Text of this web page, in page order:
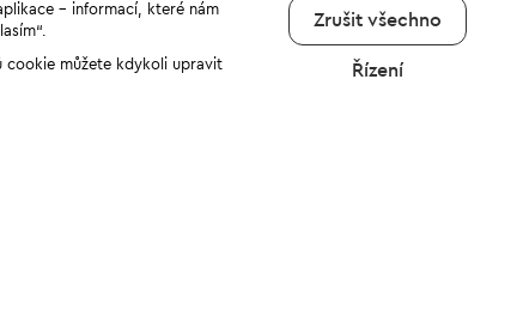
- informací, které nám
cookie můžete kdykoli upravit
Zrušit všechno
Řízení